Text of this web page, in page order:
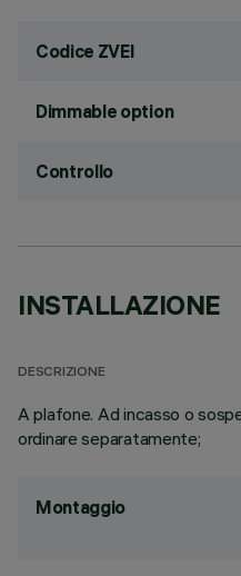
Codice ZVEI
Dimmable option
Controllo
INSTALLAZIONE
DESCRIZIONE
A plafone. Ad incasso o
ordinare separatamente;
Montaggio